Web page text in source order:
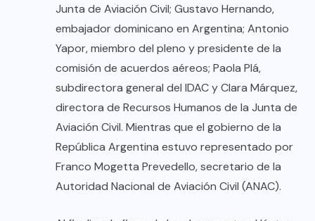
Junta de Aviación Civil; Gustavo Hernando,
embajador dominicano en Argentina; Antonio
Yapor, miembro del pleno y presidente de la
comisión de acuerdos aéreos; Paola Plá,
subdirectora general del IDAC y Clara Márquez,
directora de Recursos Humanos de la Junta de
Aviación Civil. Mientras que el gobierno de la
República Argentina estuvo representado por
Franco Mogetta Prevedello, secretario de la
Autoridad Nacional de Aviación Civil (ANAC).